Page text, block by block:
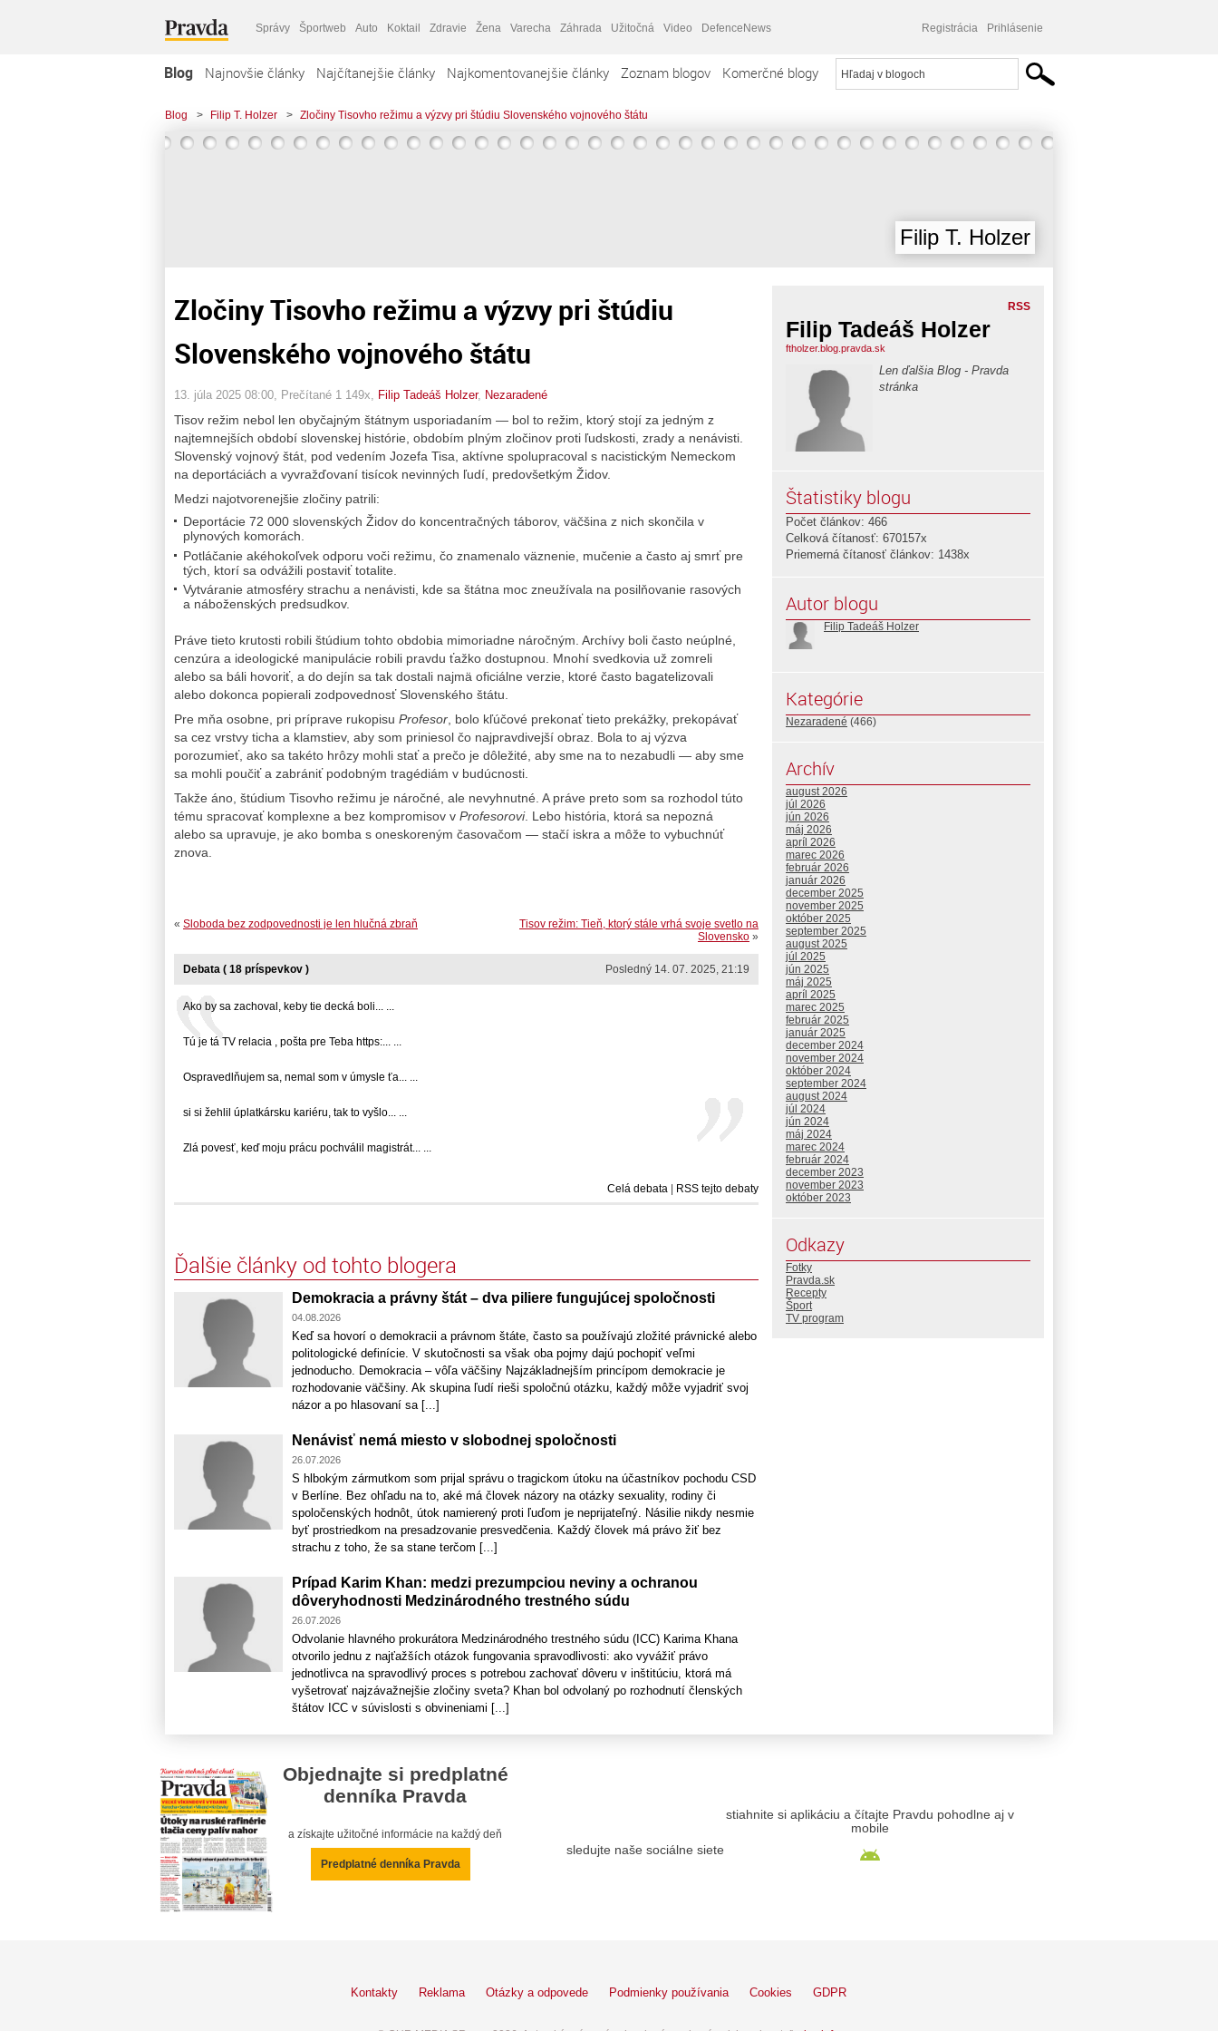
Správy Športweb Auto Koktail Zdravie Žena Varecha Záhrada Užitočná Video DefenceNews Registrácia Prihlásenie
Blog Najnovšie články Najčítanejšie články Najkomentovanejšie články Zoznam blogov Komerčné blogy
Blog > Filip T. Holzer > Zločiny Tisovho režimu a výzvy pri štúdiu Slovenského vojnového štátu
Filip T. Holzer
Zločiny Tisovho režimu a výzvy pri štúdiu
Slovenského vojnového štátu
13. júla 2025 08:00 , Prečítané 1 149x, Filip Tadeáš Holzer, Nezaradené
Tisov režim nebol len obyčajným štátnym usporiadaním — bol to režim, ktorý stojí za jedným z
najtemnejších období slovenskej histórie, obdobím plným zločinov proti ľudskosti, zrady a nenávisti.
Slovenský vojnový štát, pod vedením Jozefa Tisa, aktívne spolupracoval s nacistickým Nemeckom
na deportáciách a vyvražďovaní tisícok nevinných ľudí, predovšetkým Židov.
Medzi najotvorenejšie zločiny patrili:
Deportácie 72 000 slovenských Židov do koncentračných táborov, väčšina z nich skončila v
plynových komorách.
Potláčanie akéhokoľvek odporu voči režimu, čo znamenalo väznenie, mučenie a často aj smrť pre
tých, ktorí sa odvážili postaviť totalite.
Vytváranie atmosféry strachu a nenávisti, kde sa štátna moc zneužívala na posilňovanie rasových
a náboženských predsudkov.
Práve tieto krutosti robili štúdium tohto obdobia mimoriadne náročným. Archívy boli často neúplné,
cenzúra a ideologické manipulácie robili pravdu ťažko dostupnou. Mnohí svedkovia už zomreli
alebo sa báli hovoriť, a do dejín sa tak dostali najmä oficiálne verzie, ktoré často bagatelizovali
alebo dokonca popierali zodpovednosť Slovenského štátu.
Pre mňa osobne, pri príprave rukopisu Profesor , bolo kľúčové prekonať tieto prekážky, prekopávať
sa cez vrstvy ticha a klamstiev, aby som priniesol čo najpravdivejší obraz. Bola to aj výzva
porozumieť, ako sa takéto hrôzy mohli stať a prečo je dôležité, aby sme na to nezabudli — aby sme
sa mohli poučiť a zabrániť podobným tragédiám v budúcnosti.
Takže áno, štúdium Tisovho režimu je náročné, ale nevyhnutné. A práve preto som sa rozhodol túto
tému spracovať komplexne a bez kompromisov v Profesorovi. Lebo história, ktorá sa nepozná
alebo sa upravuje, je ako bomba s oneskoreným časovačom — stačí iskra a môže to vybuchnúť
znova.
Tisov režim: Tieň, ktorý stále vrhá svoje svetlo na
Slovensko »
« Sloboda bez zodpovednosti je len hlučná zbraň
Posledný 14. 07. 2025, 21:19
Debata ( 18 príspevkov )
Ako by sa zachoval, keby tie decká boli... ...
Tú je tá TV relacia , pošta pre Teba https:... ...
Ospravedlňujem sa, nemal som v úmysle ťa... ...
si si žehlil úplatkársku kariéru, tak to vyšlo... ...
Zlá povesť, keď moju prácu pochválil magistrát... ...
Celá debata RSS tejto debaty
Ďalšie články od tohto blogera
Demokracia a právny štát – dva piliere fungujúcej spoločnosti
04.08.2026
Keď sa hovorí o demokracii a právnom štáte, často sa používajú zložité právnické alebo
politologické definície. V skutočnosti sa však oba pojmy dajú pochopiť veľmi
jednoducho. Demokracia – vôľa väčšiny Najzákladnejším princípom demokracie je
rozhodovanie väčšiny. Ak skupina ľudí rieši spoločnú otázku, každý môže vyjadriť svoj
názor a po hlasovaní sa [...]
Nenávisť nemá miesto v slobodnej spoločnosti
26.07.2026
S hlbokým zármutkom som prijal správu o tragickom útoku na účastníkov pochodu CSD
v Berlíne. Bez ohľadu na to, aké má človek názory na otázky sexuality, rodiny či
spoločenských hodnôt, útok namierený proti ľuďom je neprijateľný. Násilie nikdy nesmie
byť prostriedkom na presadzovanie presvedčenia. Každý človek má právo žiť bez
strachu z toho, že sa stane terčom [...]
Prípad Karim Khan: medzi prezumpciou neviny a ochranou
dôveryhodnosti Medzinárodného trestného súdu
26.07.2026
Odvolanie hlavného prokurátora Medzinárodného trestného súdu (ICC) Karima Khana
otvorilo jednu z najťažších otázok fungovania spravodlivosti: ako vyvážiť právo
jednotlivca na spravodlivý proces s potrebou zachovať dôveru v inštitúciu, ktorá má
vyšetrovať najzávažnejšie zločiny sveta? Khan bol odvolaný po rozhodnutí členských
štátov ICC v súvislosti s obvineniami [...]
RSS
Filip Tadeáš Holzer
ftholzer.blog.pravda.sk
Len ďalšia Blog - Pravda
stránka
Štatistiky blogu
Počet článkov: 466
Celková čítanosť: 670157x
Priemerná čítanosť článkov: 1438x
Autor blogu
Filip Tadeáš Holzer
Kategórie
Nezaradené (466)
Archív
august 2026
júl 2026
jún 2026
máj 2026
apríl 2026
marec 2026
február 2026
január 2026
december 2025
november 2025
október 2025
september 2025
august 2025
júl 2025
jún 2025
máj 2025
apríl 2025
marec 2025
február 2025
január 2025
december 2024
november 2024
október 2024
september 2024
august 2024
júl 2024
jún 2024
máj 2024
marec 2024
február 2024
december 2023
november 2023
október 2023
Odkazy
Fotky
Pravda.sk
Recepty
Šport
TV program
Objednajte si predplatné
denníka Pravda
a získajte užitočné informácie na každý deň
Predplatné denníka Pravda
sledujte naše sociálne siete
stiahnite si aplikáciu a čítajte Pravdu pohodlne aj v
mobile
Kontakty Reklama Otázky a odpovede Podmienky používania Cookies GDPR